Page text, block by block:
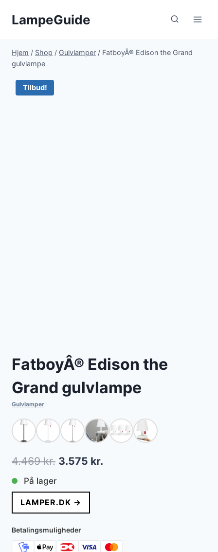
LampeGuide
Hjem / Shop / Gulvlamper / FatboyÂ® Edison the Grand
gulvlampe
Tilbud!
FatboyÂ® Edison the
Grand gulvlampe
Gulvlamper
4.469kr. Den
pris
var:
4.469 kr..
3.575 kr.
På lager
LAMPER.DK →
Betalingsmuligheder